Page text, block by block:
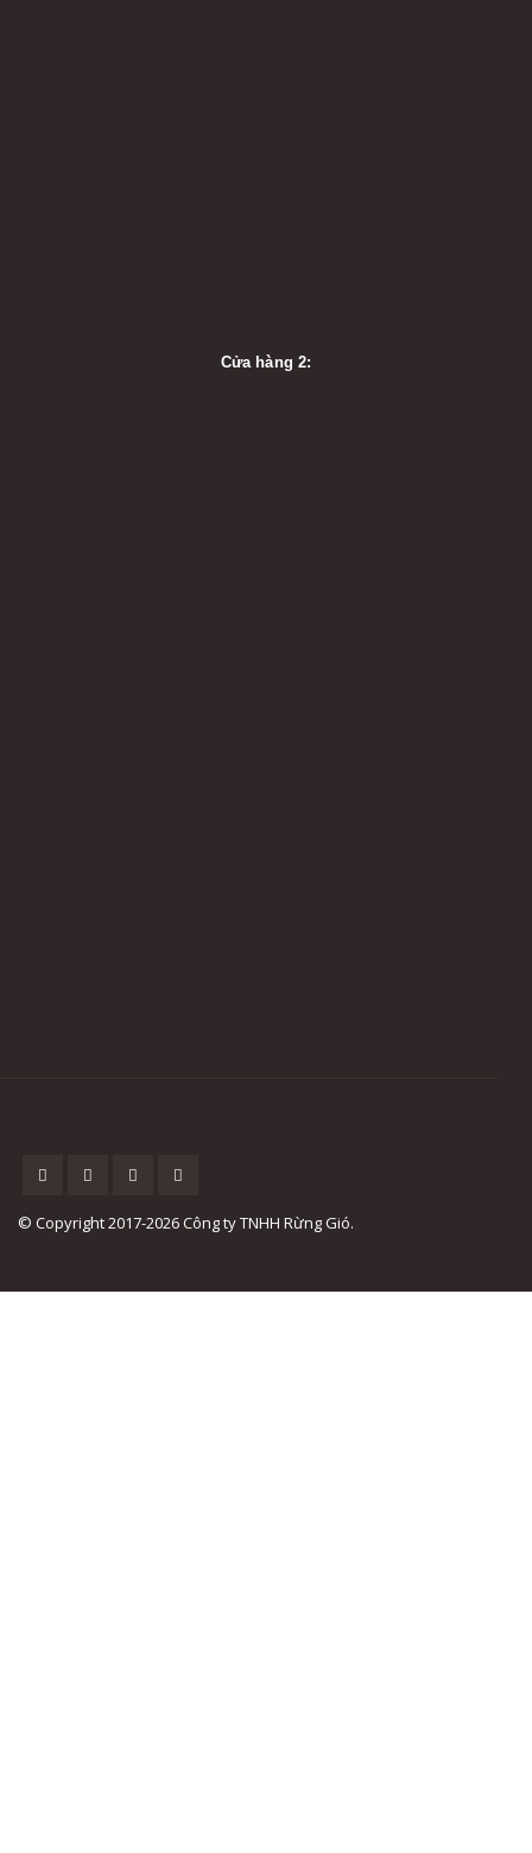
Cửa hàng 2:
© Copyright 2017-2026 Công ty TNHH Rừng Gió.